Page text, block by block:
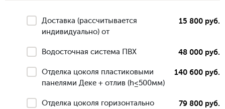
Доставка (рассчитывается
индивидуально) от
15 800 руб.
Водосточная система ПВХ 48 000 руб.
Отделка цоколя пластиковыми
панелями Деке + отлив (h≤500мм)
140 600 руб.
Отделка цоколя горизонтально
79 800 руб.